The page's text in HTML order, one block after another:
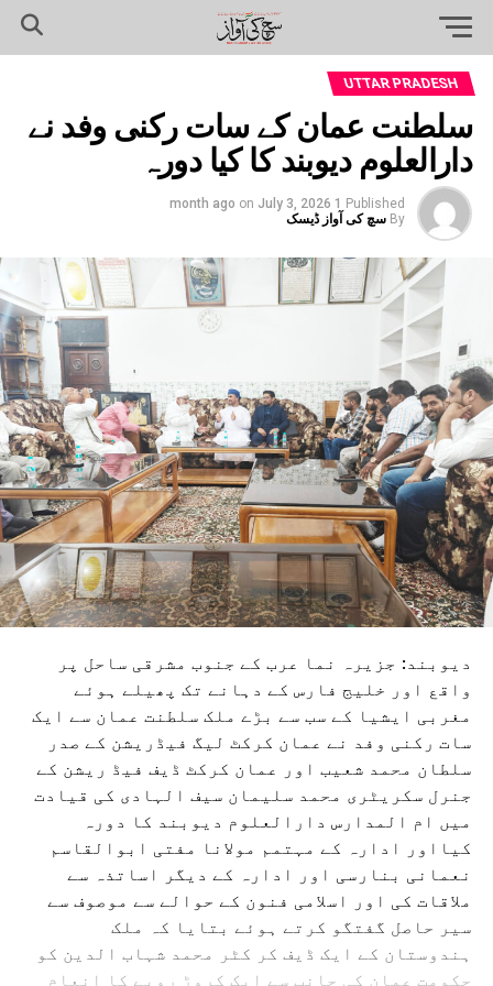
UTTAR PRADESH
سلطنت عمان کے سات رکنی وفد نے
دارالعلوم دیوبند کا کیا دورہ
Published
1 month ago
on July 3, 2026
By سچ کی آواز ڈیسک
دیوبند: جزیرہ نما عرب کے جنوب مشرقی ساحل پر
واقع اور خلیج فارس کے دہانے تک پھیلے ہوئے
مغربی ایشیا کے سب سے بڑے ملک سلطنت عمان سے ایک
سات رکنی وفد نے عمان کرکٹ لیگ فیڈریشن کے صدر
سلطان محمد شعیب اور عمان کرکٹ ڈیف فیڈ ریشن کے
جنرل سکریٹری محمد سلیمان سیف الہادی کی قیادت
میں ام المدارس دارالعلوم دیوبند کا دورہ
کیااور ادارہ کے مہتمم مولانا مفتی ابوالقاسم
نعمانی بنارسی اور ادارہ کے دیگر اساتذہ سے
ملاقات کی اور اسلامی فنون کے حوالے سے موصوف سے
سیر حاصل گفتگو کرتے ہوئے بتایا کہ ملک
ہندوستان کے ایک ڈیف کر کٹر محمد شہاب الدین کو
حکومت عمان کی جانب سے ایک کروڑ روپے کا انعام